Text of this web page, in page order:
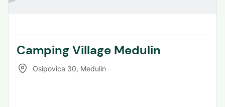
Camping Village Medulin
Osipovica 30, Medulin